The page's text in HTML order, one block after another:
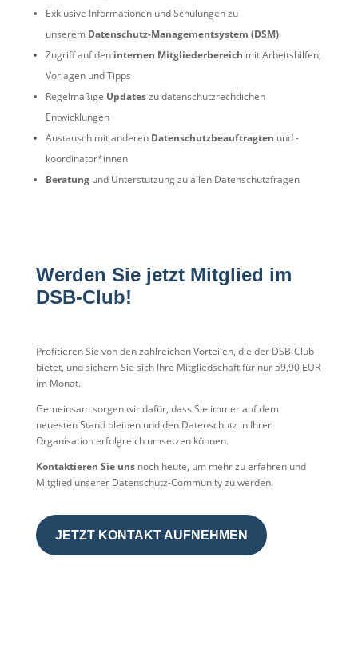
Exklusive Informationen und Schulungen zu
unserem Datenschutz-Managementsystem (DSM)
Zugriff auf den internen Mitgliederbereich mit Arbeitshilfen,
Vorlagen und Tipps
Regelmäßige Updateszu datenschutzrechtlichen
Entwicklungen
Austausch mit anderen Datenschutzbeauftragten und -
koordinator*innen
Beratungund Unterstützung zu allen Datenschutzfragen
Werden Sie jetzt Mitglied im
DSB-Club!
Profitieren Sie von den zahlreichen Vorteilen, die der DSB-Club
bietet, und sichern Sie sich Ihre Mitgliedschaft für nur 59,90 EUR
im Monat.
Gemeinsam sorgen wir dafür, dass Sie immer auf dem
neuesten Stand bleiben und den Datenschutz in Ihrer
Organisation erfolgreich umsetzen können.
Kontaktieren Sie unsnoch heute, um mehr zu erfahren und
Mitglied unserer Datenschutz-Community zu werden.
JETZT KONTAKT AUFNEHMEN